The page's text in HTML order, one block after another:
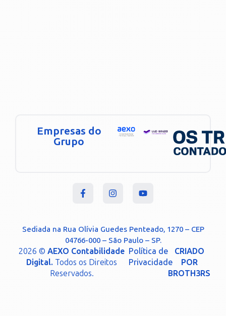
Empresas do
Grupo
Sediada na Rua Olívia Guedes Penteado, 1270 – CEP
04766-000 – São Paulo – SP.
2026 ©AEXO Contabilidade
Digital. Todos os Direitos
Reservados.
Política de
Privacidade
CRIADO
POR
BROTH3RS